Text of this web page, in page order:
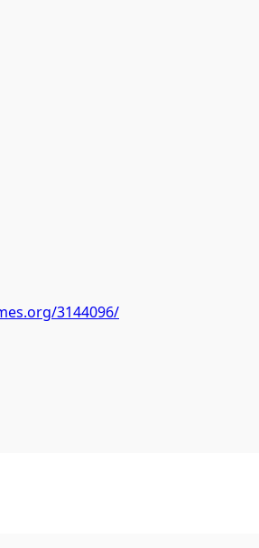
3144096/
anna spesifikasjon som ligg til